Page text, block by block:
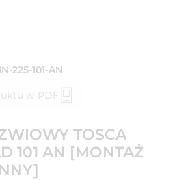
225-101-AN
w PDF
TOSCA
101 AN [MONTAŻ